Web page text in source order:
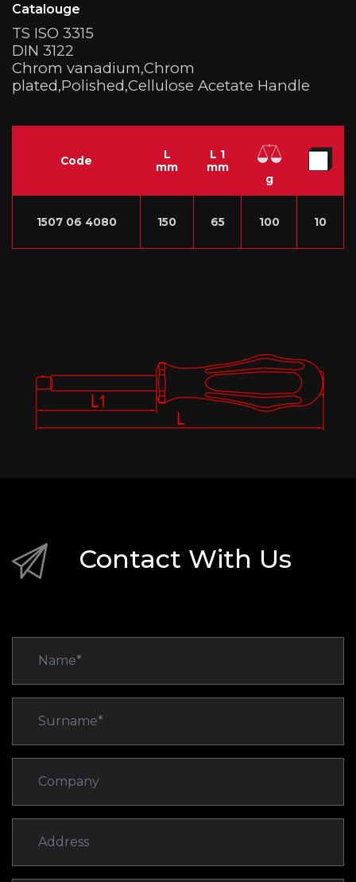
Catalouge
TS ISO 3315
DIN 3122
Chrom vanadium,Chrom
plated,Polished,Cellulose Acetate Handle
Code
L
mm
L 1
mm
g
1507 06 4080 150 65 100 10
Contact With Us